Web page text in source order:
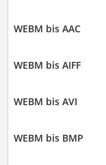
WEBM bis AAC
WEBM bis AIFF
WEBM bis AVI
WEBM bis BMP